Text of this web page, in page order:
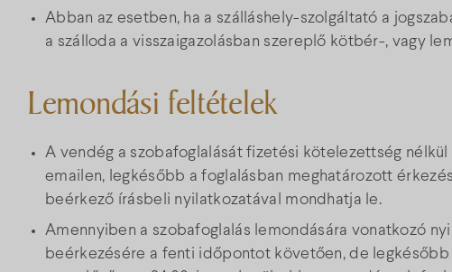
Abban az esetben, ha a szálláshely-szolgáltató a
a szálloda a visszaigazolásban szereplő kötbér-, vagy
Lemondási feltételek
A vendég a szobafoglalását fizetési kötelezettség nélkül
emailen, legkésőbb a foglalásban meghatározott
beérkező írásbeli nyilatkozatával mondhatja le.
Amennyiben a szobafoglalás lemondására vonatkozó
beérkezésére a fenti időpontot követően, de